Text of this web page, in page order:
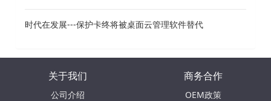
时代在发展---保护卡终将被桌面云管理软件替代
关于我们
公司介绍
商务合作
OEM政策